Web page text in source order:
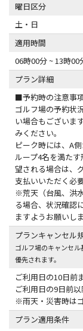
曜日区分
土・日
適用時間
06時00分 ~ 13時00
プラン詳細
■予約時の注意事
ゴルフ場の予約状
い場合もございま
みください。
ピーク時には、A
ループ4名を満た
望される場合は、
支払いいただく必
※荒天（台風、洪
る場合、状況確認
ますようお願いしま
プランキャンセル
ゴルフ場のキャンセ
優先されます。
ご利用日の10日前
ご利用日の9日前
※雨天・災害時は
プラン適用条件